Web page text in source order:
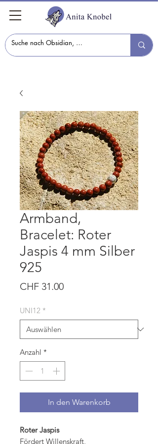
Armband,
Bracelet: Roter
Jaspis 4 mm Silber
925
CHF 31.00Preis
UNI12 *
Anzahl *
In den Warenkorb
Roter Jaspis
Fördert Willenskraft,